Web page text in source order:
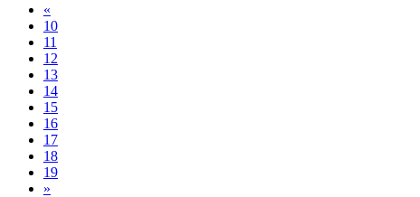
«
10
11
12
13
14
15
16
17
18
19
»